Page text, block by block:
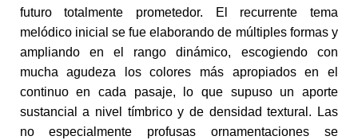
futuro totalmente prometedor. El recurrente tema
melódico inicial se fue elaborando de múltiples formas y
ampliando en el rango dinámico, escogiendo con
mucha agudeza los colores más apropiados en el
continuo en cada pasaje, lo que supuso un aporte
sustancial a nivel tímbrico y de densidad textural. Las
no especialmente profusas ornamentaciones se